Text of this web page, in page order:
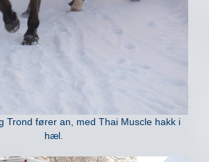
Trond fører an, med Thai Muscle hakk i
hæl.